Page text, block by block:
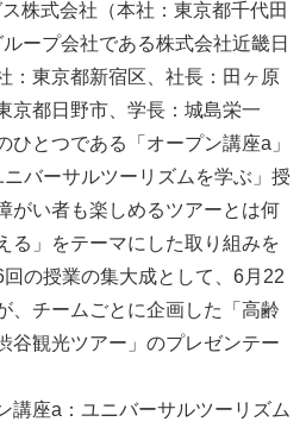
株式会社（本社：東京都千代田
ープ会社である株式会社近畿日
：東京都新宿区、社長：田ヶ原
京都日野市、学長：城島栄一
ひとつである「オープン講座a」
バーサルツーリズムを学ぶ」授
がい者も楽しめるツアーとは何
る」をテーマにした取り組みを
の授業の集大成として、6月22
、チームごとに企画した「高齢
谷観光ツアー」のプレゼンテー
講座a：ユニバーサルツーリズム